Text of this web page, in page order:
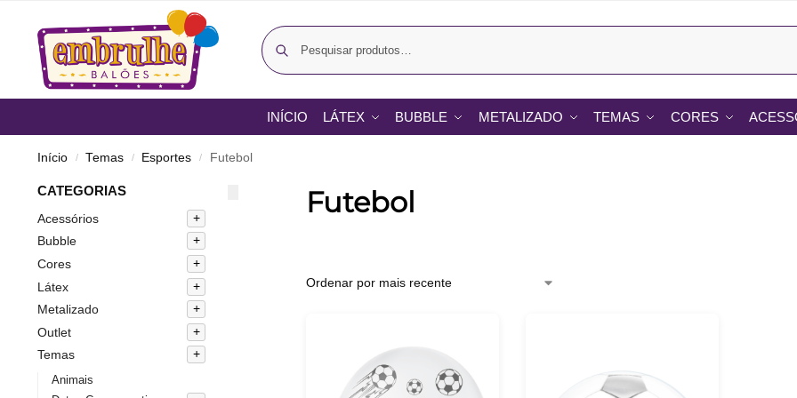
INÍCIO LÁTEX BUBBLE METALIZADO TEMAS CORES
Início / Temas / Esportes / Futebol
Futebol
CATEGORIAS
Acessórios
Bubble
Cores
Látex
Metalizado
Outlet
Temas
Animais